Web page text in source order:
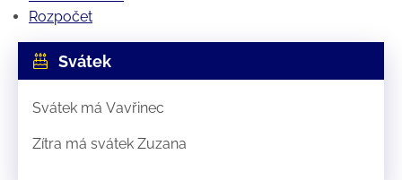
Rozpočet
Svátek
Svátek má Vavřinec
Zítra má svátek Zuzana